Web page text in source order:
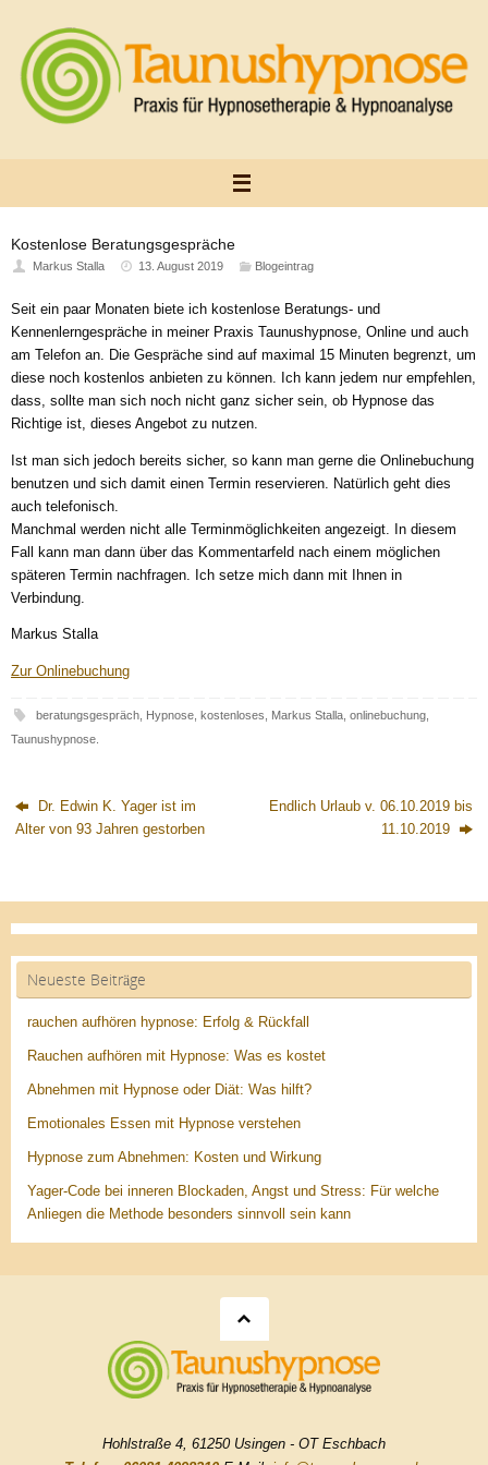
springen
Kostenlose Beratungsgespräche
Markus Stalla 13. August 2019 Blogeintrag
Seit ein paar Monaten biete ich kostenlose Beratungs- und
Kennenlerngespräche in meiner Praxis Taunushypnose, Online und auch
am Telefon an. Die Gespräche sind auf maximal 15 Minuten begrenzt, um
diese noch kostenlos anbieten zu können. Ich kann jedem nur empfehlen,
dass, sollte man sich noch nicht ganz sicher sein, ob Hypnose das
Richtige ist, dieses Angebot zu nutzen.
Ist man sich jedoch bereits sicher, so kann man gerne die Onlinebuchung
benutzen und sich damit einen Termin reservieren. Natürlich geht dies
auch telefonisch.
Manchmal werden nicht alle Terminmöglichkeiten angezeigt. In diesem
Fall kann man dann über das Kommentarfeld nach einem möglichen
späteren Termin nachfragen. Ich setze mich dann mit Ihnen in
Verbindung.
Markus Stalla
Zur Onlinebuchung
beratungsgespräch, Hypnose, kostenloses Markus Stalla, onlinebuchung,
Taunushypnose
Dr. Edwin K. Yager ist im
Alter von 93 Jahren gestorben
Endlich Urlaub v. 06.10.2019 bis
11.10.2019
Neueste Beiträge
rauchen aufhören hypnose: Erfolg & Rückfall
Rauchen aufhören mit Hypnose: Was es kostet
Abnehmen mit Hypnose oder Diät: Was hilft?
Emotionales Essen mit Hypnose verstehen
Hypnose zum Abnehmen: Kosten und Wirkung
Yager-Code bei inneren Blockaden, Angst und Stress: Für welche
Anliegen die Methode besonders sinnvoll sein kann
Hohlstraße 4, 61250 Usingen - OT Eschbach